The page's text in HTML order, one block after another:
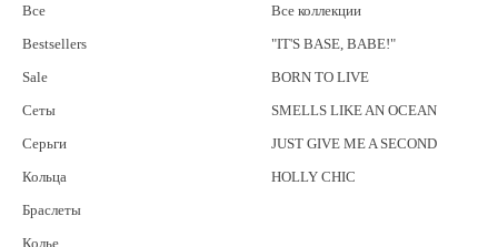
Все
Bestsellers
Sale
Сеты
Серьги
Кольца
Браслеты
Колье
Все коллекции
"IT'S BASE, BABE!"
BORN TO LIVE
SMELLS LIKE AN OCEAN
JUST GIVE ME A SECOND
HOLLY CHIC